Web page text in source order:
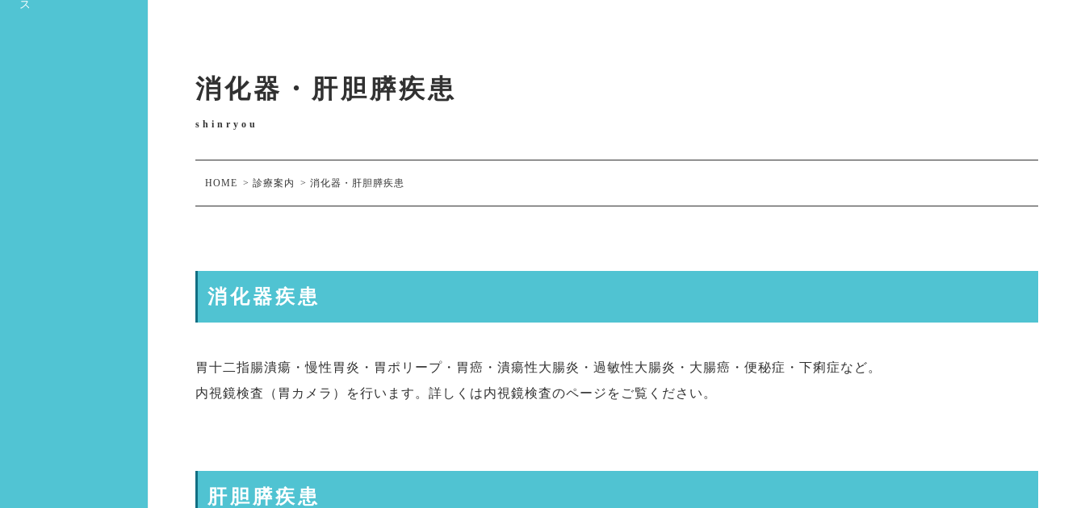
ス
消化器・肝胆膵疾患
shinryou
HOME > 診療案内 > 消化器・肝胆膵疾患
消化器疾患
胃十二指腸潰瘍・慢性胃炎・胃ポリープ・胃癌・潰瘍性大腸炎・過敏性大腸炎・大腸癌・便秘症・下痢症など。
内視鏡検査（胃カメラ）を行います。詳しくは内視鏡検査のページ をご覧ください。
肝胆膵疾患